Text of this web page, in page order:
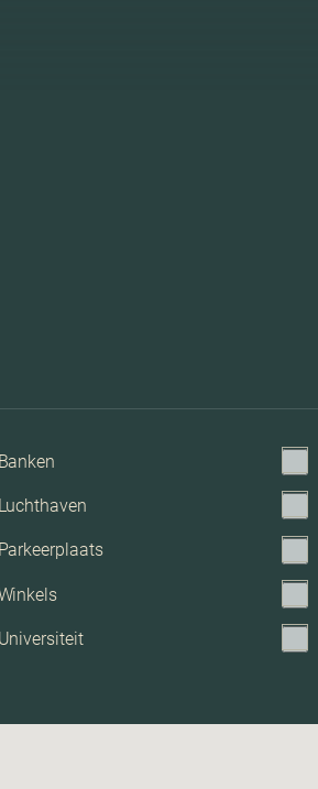
Banken
Luchthaven
Parkeerplaats
Universiteit